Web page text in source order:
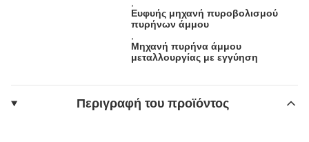
Ευφυής μηχανή πυροβολισμού
πυρήνων άμμου
Μηχανή πυρήνα άμμου
μεταλλουργίας με εγγύηση
Περιγραφή του προϊόντος